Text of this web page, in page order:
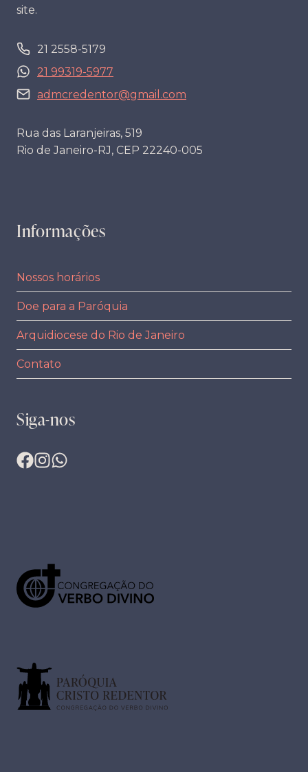
site.
21 2558-5179
21 99319-5977
admcredentor@gmail.com
Rua das Laranjeiras, 519
Rio de Janeiro-RJ, CEP 22240-005
Informações
Nossos horários
Doe para a Paróquia
Arquidiocese do Rio de Janeiro
Contato
Siga-nos